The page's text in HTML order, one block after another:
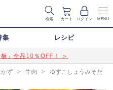
検索 カート ログイン MENU
集 レシピ
」全品10％OFF！ ＞
ず > 牛肉 >
ゆずこしょうみそだ